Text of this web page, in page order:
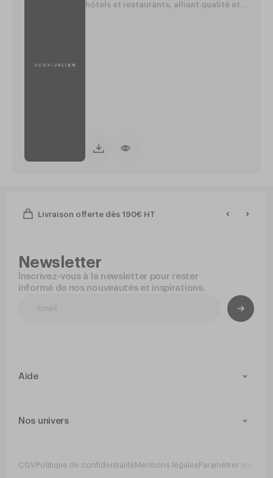
hôtels et restaurants, alliant qualité et
Livraison offerte dès 190€ HT
Newsletter
Inscrivez-vous à la newsletter pour rester
informé de nos nouveautés et inspirations.
Aide
Livraison et retours
Nos univers
Cuisine
CGV Politique de confidentialité Mentions légales Paramétrer mes